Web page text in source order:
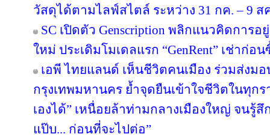
วัสดุได้ตามไลฟ์สไตล์ ระหว่าง 31 กค. – 9 ส
SC เปิดตัว Genscription พลิกแนวคิดการ
ใหม่ ประเดิมโมเดลแรก “GenRent” เช่าก่อ
เอพี ไทยแลนด์ เห็นชีวิตคนเมือง ร่วมส่งมอ
กรุงเทพมหานคร ย้ำจุดยืนเข้าใจชีวิตในทุกร
เองได้” เหนื่อยล้าท่ามกลางเมืองใหญ่ จนรู้
แป๊บ... ก่อนที่จะไปต่อ”